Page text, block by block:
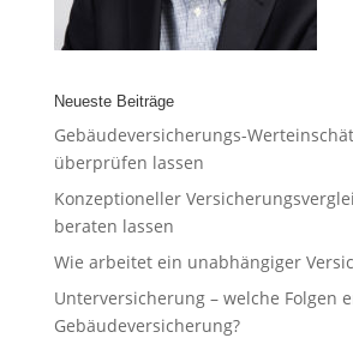
Neueste Beiträge
Gebäudeversicherungs-
überprüfen lassen
Konzeptioneller
beraten lassen
Wie arbeitet ein unabhängiger
Unterversicherung – welche Folgen
Gebäudeversicherung?